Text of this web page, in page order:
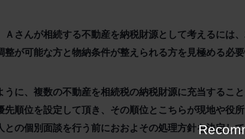
Ａさんが相続する不動産を納税財源として考えるには
整が可能な方と物納条件が整えられる方を見極める必
うに、複数の不動産を相続税の納税財源に充当するこ
先順位を設定して頂き、その順位とこちらが現地や役
との個別面談を行う前におおよその処理方針を決定して